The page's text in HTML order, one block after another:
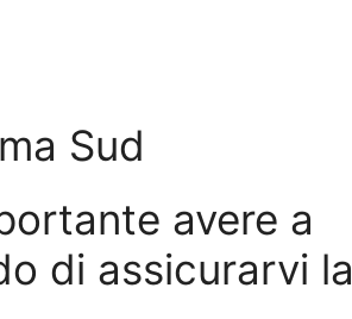
Sud
avere a
di assicurarvi la